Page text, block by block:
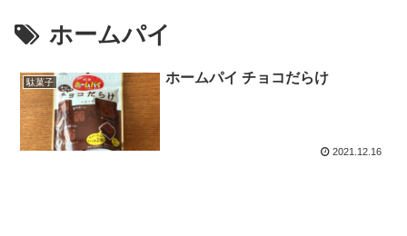
ホームパイ
駄菓子 ホームパイ チョコだらけ
2021.12.16